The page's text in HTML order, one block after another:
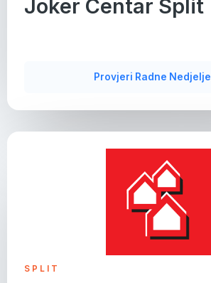
Joker Centar Split
Provjeri Radne Nedjelje
SPLIT